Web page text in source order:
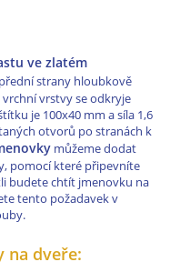
ve zlatém
strany hloubkově
vrstvy se odkryje
je 100x40 mm a síla 1,6
otvorů po stranách k
můžeme dodat
pomocí které připevníte
budete chtít jmenovku na
tento požadavek v
na dveře: